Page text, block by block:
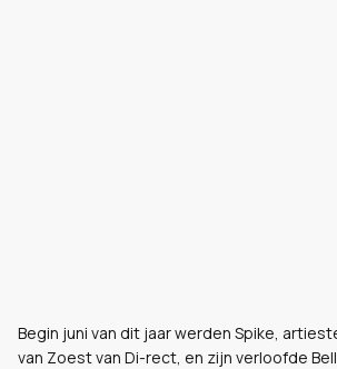
Begin juni van dit jaar werden Spike,
van Zoest van Di-rect, en zijn verloofde